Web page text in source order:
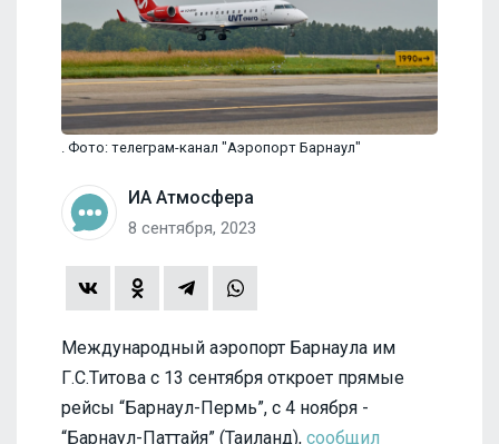
. Фото: телеграм-канал "Аэропорт Барнаул"
ИА Атмосфера
8 сентября, 2023
Международный аэропорт Барнаула им
Г.С.Титова с 13 сентября откроет прямые
рейсы “Барнаул-Пермь”, с 4 ноября -
“Барнаул-Паттайя” (Таиланд), сообщил